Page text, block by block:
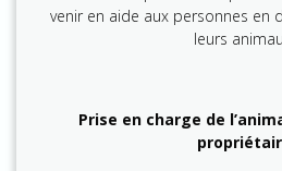
venir en aide aux personnes en
leurs
Prise en charge de